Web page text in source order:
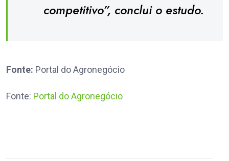
competitivo”, conclui o estudo.
Fonte: Portal do Agronegócio
Fonte: Portal do Agronegócio